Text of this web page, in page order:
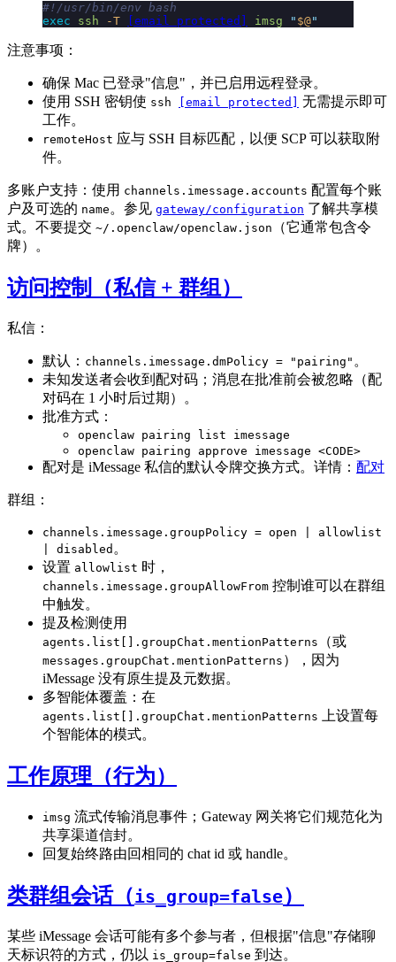
#!/usr/bin/env bash
exec ssh -T [email protected] imsg " $@"
注意事项：
确保 Mac 已登录"信息"，并已启用远程登录。
使用 SSH 密钥使 ssh [email protected]
无需提示即可
工作。
remoteHost 应与 SSH 目标匹配，以便 SCP 可以获取附
件。
多账户支持：使用 channels.imessage.accounts 配置每个账
户及可选的 name 。参见 gateway/configuration 了解共享模
式。不要提交 ~/.openclaw/openclaw.json
（它通常包含令
牌）。
访问控制（私信 + 群组）
私信：
默认： channels.imessage.dmPolicy = "pairing" 。
未知发送者会收到配对码；消息在批准前会被忽略（配
对码在 1 小时后过期）。
批准方式：
openclaw pairing list imessage
openclaw pairing approve imessage <CODE>
配对是 iMessage 私信的默认令牌交换方式。详情： 配对
群组：
channels.imessage.groupPolicy = open | allowlist
| disabled 。
设置 allowlist 时，
channels.imessage.groupAllowFrom 控制谁可以在群组
中触发。
提及检测使用
agents.list[].groupChat.mentionPatterns （或
messages.groupChat.mentionPatterns ），因为
iMessage 没有原生提及元数据。
多智能体覆盖：在
agents.list[].groupChat.mentionPatterns
上设置每
个智能体的模式。
工作原理（行为）
imsg 流式传输消息事件；Gateway 网关将它们规范化为
共享渠道信封。
回复始终路由回相同的 chat id 或 handle。
类群组会话（is_group=false）
某些 iMessage 会话可能有多个参与者，但根据"信息"存储聊
天标识符的方式，仍以 is_group=false 到达。